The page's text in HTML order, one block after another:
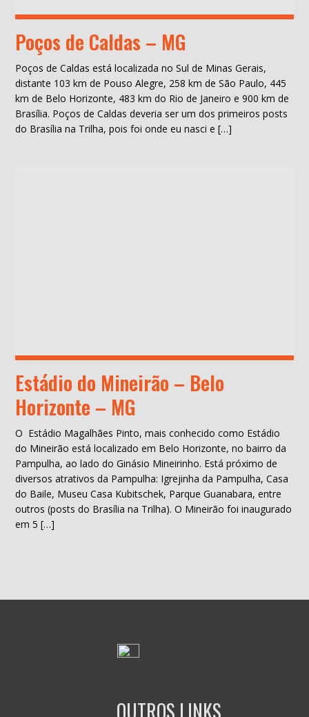
Poços de Caldas – MG
Poços de Caldas está localizada no Sul de Minas Gerais,
distante 103 km de Pouso Alegre, 258 km de São Paulo, 445
km de Belo Horizonte, 483 km do Rio de Janeiro e 900 km de
Brasília. Poços de Caldas deveria ser um dos primeiros posts
do Brasília na Trilha, pois foi onde eu nasci e […]
Estádio do Mineirão – Belo
Horizonte – MG
O Estádio Magalhães Pinto, mais conhecido como Estádio
do Mineirão está localizado em Belo Horizonte, no bairro da
Pampulha, ao lado do Ginásio Mineirinho. Está próximo de
diversos atrativos da Pampulha: Igrejinha da Pampulha, Casa
do Baile, Museu Casa Kubitschek, Parque Guanabara, entre
outros (posts do Brasília na Trilha). O Mineirão foi inaugurado
em 5 […]